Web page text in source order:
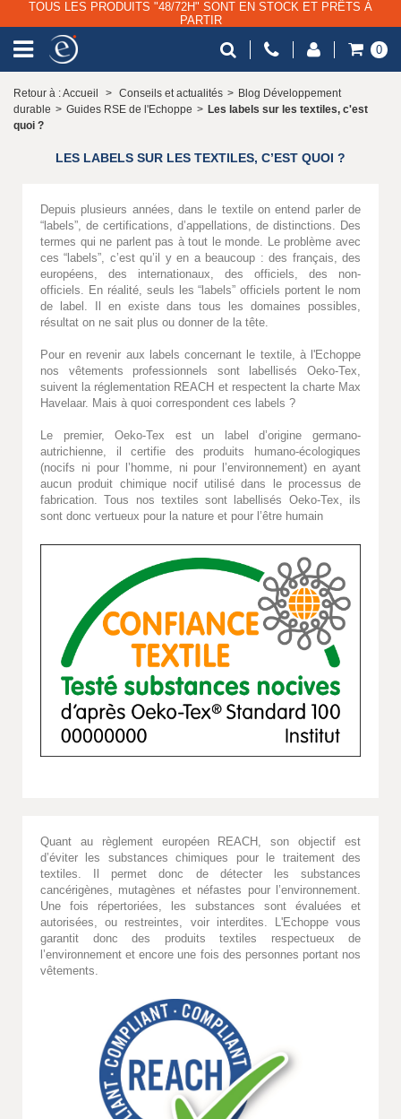
TOUS LES PRODUITS "48/72H" SONT EN STOCK ET PRÊTS À
PARTIR
0
Retour à : Accueil > Conseils et actualités > Blog Développement
durable > Guides RSE de l'Echoppe > Les labels sur les textiles, c'est
quoi ?
LES LABELS SUR LES TEXTILES, C’EST QUOI ?
Depuis plusieurs années, dans le textile on entend parler de
“labels”, de certifications, d’appellations, de distinctions. Des
termes qui ne parlent pas à tout le monde. Le problème avec
ces “labels”, c’est qu’il y en a beaucoup : des français, des
européens, des internationaux, des officiels, des non-
officiels. En réalité, seuls les “labels” officiels portent le nom
de label. Il en existe dans tous les domaines possibles,
résultat on ne sait plus ou donner de la tête.
Pour en revenir aux labels concernant le textile, à l'Echoppe
nos vêtements professionnels sont labellisés Oeko-Tex,
suivent la réglementation REACH et respectent la charte Max
Havelaar. Mais à quoi correspondent ces labels ?
Le premier, Oeko-Tex est un label d’origine germano-
autrichienne, il certifie des produits humano-écologiques
(nocifs ni pour l’homme, ni pour l’environnement) en ayant
aucun produit chimique nocif utilisé dans le processus de
fabrication. Tous nos textiles sont labellisés Oeko-Tex, ils
sont donc vertueux pour la nature et pour l’être humain
Quant au règlement européen REACH, son objectif est
d’éviter les substances chimiques pour le traitement des
textiles. Il permet donc de détecter les substances
cancérigènes, mutagènes et néfastes pour l’environnement.
Une fois répertoriées, les substances sont évaluées et
autorisées, ou restreintes, voir interdites. L'Echoppe vous
garantit donc des produits textiles respectueux de
l’environnement et encore une fois des personnes portant nos
vêtements.